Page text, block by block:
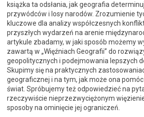
książka ta odsłania, jak geografia
przywódców i losy narodów. Zrozumienie
kluczowe dla analizy współczesnych
przyszłych wydarzeń na arenie
artykule zbadamy, w jaki sposób możemy
zawartą w „Więźniach Geografii” do
geopolitycznych i podejmowania lepszych
Skupimy się na praktycznych
geograficznej i na tym, jak może ona
świat. Spróbujemy też odpowiedzieć na
rzeczywiście nieprzezwyciężonym
sposoby na ominięcie jej ograniczeń.